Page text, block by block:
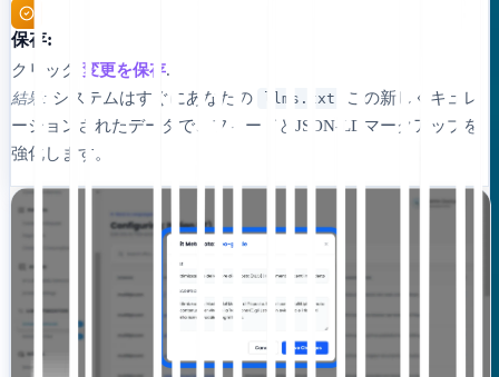
保存:
クリック 変更を保存.
結果: システムはすぐにあなたの llms.txt
この新しくキュレ
ーションされたデータで、フィードとJSON-LDマークアップを
強化します。